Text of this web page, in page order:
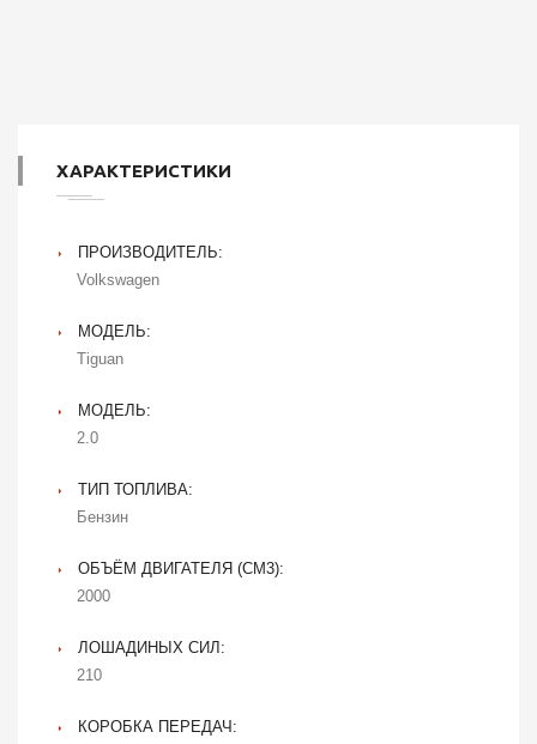
ХАРАКТЕРИСТИКИ
ПРОИЗВОДИТЕЛЬ:
Volkswagen
МОДЕЛЬ:
Tiguan
МОДЕЛЬ:
2.0
ТИП ТОПЛИВА:
Бензин
ОБЪЁМ ДВИГАТЕЛЯ (CM3):
2000
ЛОШАДИНЫХ СИЛ:
210
КОРОБКА ПЕРЕДАЧ: